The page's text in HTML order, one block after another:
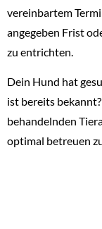
vereinbartem
angegeben Frist
zu entrichten.
Dein Hund hat
ist bereits
behandelnden
optimal betreuen